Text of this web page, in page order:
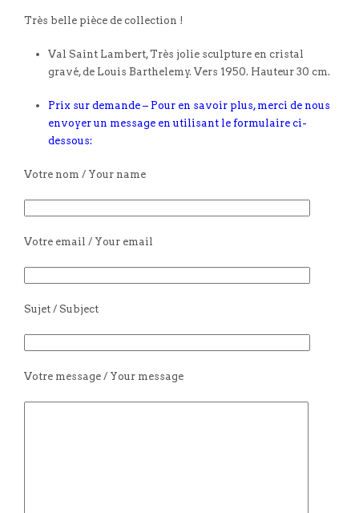
Très belle pièce de collection !
Val Saint Lambert, Très jolie sculpture en cristal
gravé, de Louis Barthelemy. Vers 1950. Hauteur 30 cm.
Prix sur demande – Pour en savoir plus, merci de nous
envoyer un message en utilisant le formulaire ci-
dessous:
Votre nom / Your name
Votre email / Your email
Sujet / Subject
Votre message / Your message